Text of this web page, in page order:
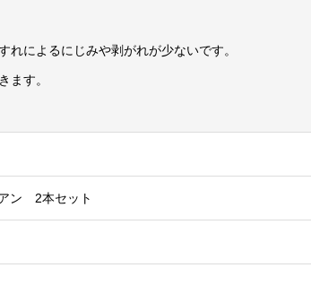
によるにじみや剥がれが少ないです。
ます。
ン 2本セット